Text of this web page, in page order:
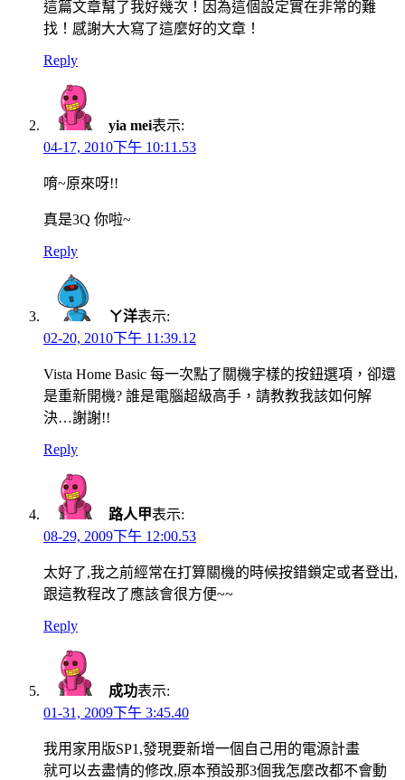
這篇文章幫了我好幾次！因為這個設定實在非常的難
找！感謝大大寫了這麼好的文章！
Reply
yia mei表示:
04-17, 2010下午 10:11.53
唷~原來呀!!
真是3Q 你啦~
Reply
ㄚ洋表示:
02-20, 2010下午 11:39.12
Vista Home Basic 每一次點了關機字樣的按鈕選項，卻還
是重新開機? 誰是電腦超級高手，請教教我該如何解
決…謝謝!!
Reply
路人甲表示:
08-29, 2009下午 12:00.53
太好了,我之前經常在打算關機的時候按錯鎖定或者登出,
跟這教程改了應該會很方便~~
Reply
成功表示:
01-31, 2009下午 3:45.40
我用家用版SP1,發現要新增一個自己用的電源計畫
就可以去盡情的修改,原本預設那3個我怎麼改都不會動